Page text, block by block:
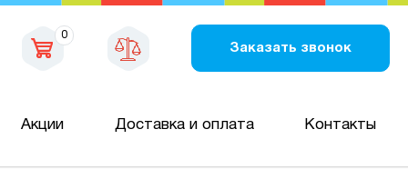
0
Заказать звонок
Акции Доставка и оплата Контакты